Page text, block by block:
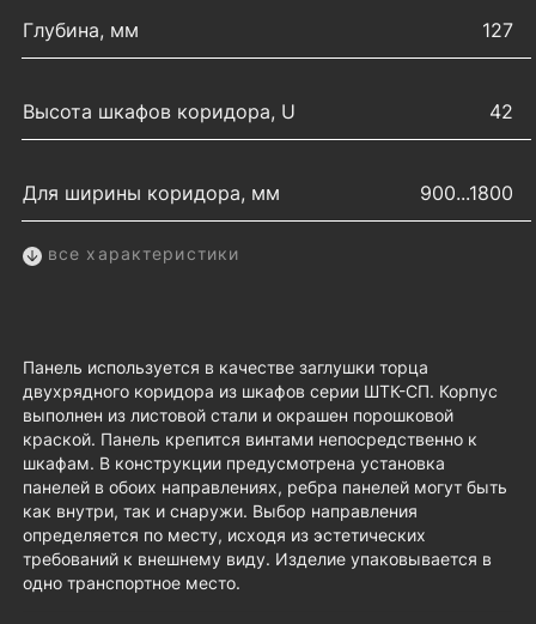
Глубина, мм 127
Высота шкафов коридора, U 42
Для ширины коридора, мм 900...1800
все характеристики
Панель используется в качестве заглушки торца
двухрядного коридора из шкафов серии ШТК-СП. Корпус
выполнен из листовой стали и окрашен порошковой
краской. Панель крепится винтами непосредственно к
шкафам. В конструкции предусмотрена установка
панелей в обоих направлениях, ребра панелей могут быть
как внутри, так и снаружи. Выбор направления
определяется по месту, исходя из эстетических
требований к внешнему виду. Изделие упаковывается в
одно транспортное место.